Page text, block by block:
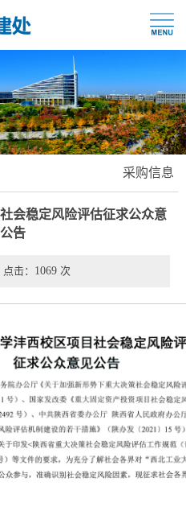
采购信息
会稳定风险评估征求公众意
告
击： 1069 次